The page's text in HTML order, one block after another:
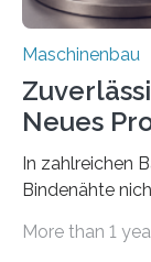
Maschinenbau
Neues
In zahlreichen
Bindenähte
Matrixmaterials
More than 1